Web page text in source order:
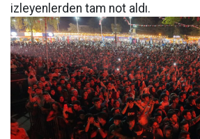
izleyenlerden tam not aldı.